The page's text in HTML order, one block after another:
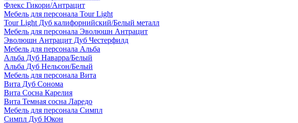
Флекс Гикори/Антрацит
Мебель для персонала Tour Light
Tour Light Дуб калифорнийский/Белый металл
Мебель для персонала Эволюшн Антрацит
Эволюшн Антрацит Дуб Честерфилд
Мебель для персонала Альба
Альба Дуб Наварра/Белый
Альба Дуб Нельсон/Белый
Мебель для персонала Вита
Вита Дуб Сонома
Вита Сосна Карелия
Вита Темная сосна Ларедо
Мебель для персонала Симпл
Симпл Дуб Юкон